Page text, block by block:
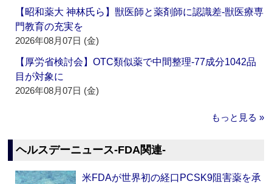
【昭和薬大 神林氏ら】獣医師と薬剤師に認識差‐獣医療専
門教育の充実を
2026年08月07日 (金)
【厚労省検討会】OTC類似薬で中間整理‐77成分1042品
目が対象に
2026年08月07日 (金)
もっと見る »
ヘルスデーニュース‐FDA関連‐
米FDAが世界初の経口PCSK9阻害薬を承